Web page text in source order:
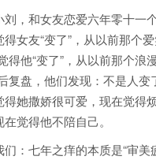
刘，和女友恋爱六年零十一
女友“变了”，从以前那个
得他“变了”，从以前那个浪
复盘，他们发现：不是人变
得她撒娇很可爱，现在觉得
觉得他不陪自己。
们：七年之痒的本质是“审美